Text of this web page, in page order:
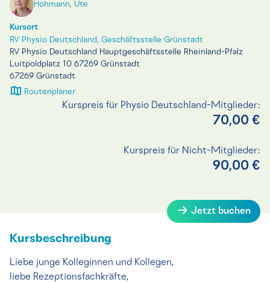
Hohmann, Ute
Kursort
RV Physio Deutschland, Geschäftsstelle Grünstadt
RV Physio Deutschland Hauptgeschäftsstelle Rheinland-Pfalz
Luitpoldplatz 10 67269 Grünstadt
67269 Grünstadt
Routenplaner
Kurspreis für Physio Deutschland-Mitglieder:
70,00 €
Kurspreis für Nicht-Mitglieder:
90,00 €
Jetzt buchen
Kursbeschreibung
Liebe junge Kolleginnen und Kollegen,
liebe Rezeptionsfachkräfte,